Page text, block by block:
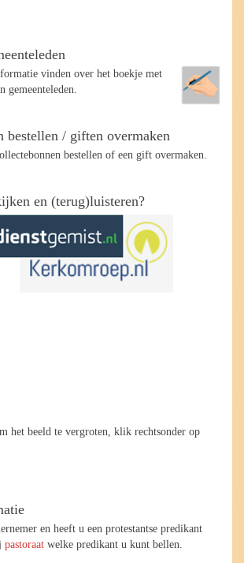
vinden over het boekje met
gemeenteleden.
bestellen / giften overmaken
bestellen of een gift overmaken.
en (terug)luisteren?
het beeld te vergroten, klik rechtsonder op
en heeft u een protestantse predikant
pastoraat welke predikant u kunt bellen.